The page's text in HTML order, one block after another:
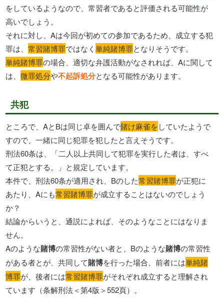
をしているようなので、常習者であると評価される可能性が
高いでしょう。
それに対し、Aは今回が初めての参加であるため、成立する犯
罪は、常習賭博罪ではなく単純賭博罪となりそうです。
単純賭博罪の場合、適切な弁護活動がなされれば、Aに関して
は、微罪処分や不起訴処分となる可能性があります。
共犯
ところで、AとBは同じ卓を囲んで賭け麻雀をしていたようで
すので、一緒に同じ犯罪を犯したと言えそうです。
刑法60条は、「二人以上共同して犯罪を実行した者は、すべ
て正犯とする。」と規定しています。
本件で、刑法60条が適用され、Bのした常習賭博罪が正犯に
あたり、Aにも常習賭博罪が成立することはないのでしょう
か？
結論からいうと、通説によれば、そのようなことにはなりま
せん。
Aのような賭博の常習性がない者と、Bのような賭博の常習性
がある者とが、共同して賭博を行った場合、前者には単純賭
博罪が、後者には常習賭博罪がそれぞれ成立すると理解され
ています（条解刑法＜第4版＞552頁）。